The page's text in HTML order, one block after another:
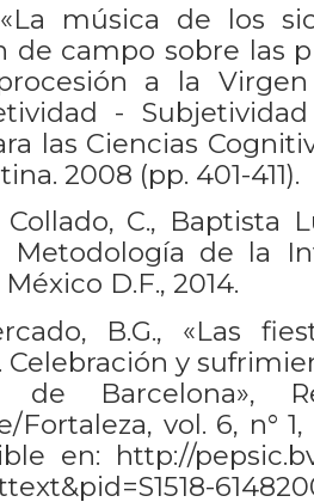
música de los
de campo sobre las
a la
-
las Ciencias
2008 (pp. 401-411).
Collado, C., Baptista
Metodología de la
D.F., 2014.
B.G., «Las
y
de Barcelona»,
Fortaleza, vol. 6, n°
en: http://